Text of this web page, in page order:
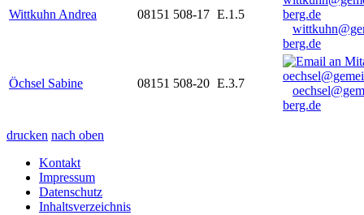
Wittkuhn Andrea 08151 508-17 E.1.5
berg.de
Öchsel Sabine 08151 508-20 E.3.7
berg.de
drucken nach oben
Kontakt
Impressum
Datenschutz
Inhaltsverzeichnis